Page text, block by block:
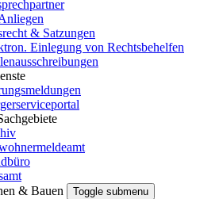
& Satzungen
Einlegung von Rechtsbehelfen
& Bauen
Toggle submenu